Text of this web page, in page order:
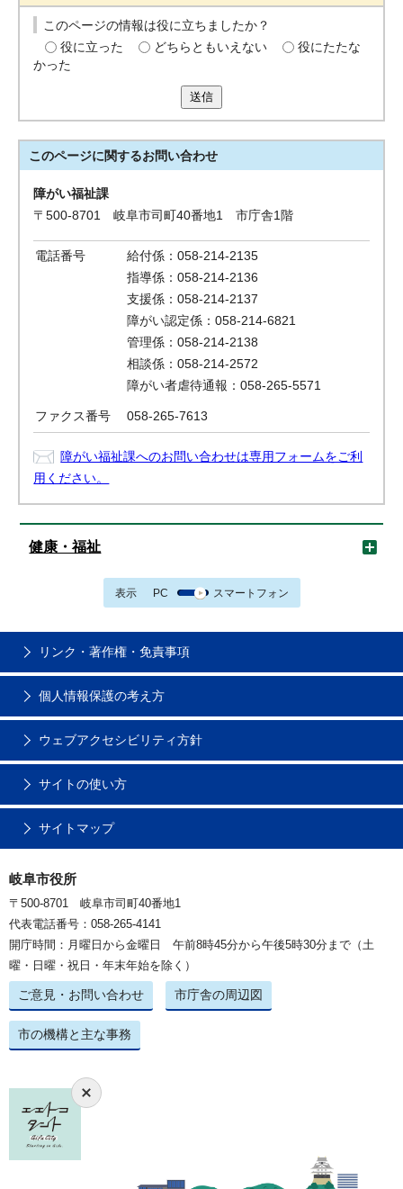
このページの情報は役に立ちましたか？
役に立った
どちらともいえない
役にたたな
かった
送信
このページに関するお問い合わせ
障がい福祉課
〒500-8701 岐阜市司町40番地1 市庁舎1階
電話番号
給付係：058-214-2135
指導係：058-214-2136
支援係：058-214-2137
障がい認定係：058-214-6821
管理係：058-214-2138
相談係：058-214-2572
障がい者虐待通報：058-265-5571
ファクス番号 058-265-7613
障がい福祉課へのお問い合わせは専用フォームをご利
用ください。
健康・福祉
表示 PC スマートフォン
リンク・著作権・免責事項
個人情報保護の考え方
ウェブアクセシビリティ方針
サイトの使い方
サイトマップ
岐阜市役所
〒500-8701 岐阜市司町40番地1
代表電話番号：058-265-4141
開庁時間：月曜日から金曜日 午前8時45分から午後5時30分まで（土
曜・日曜・祝日・年末年始を除く）
ご意見・お問い合わせ 市庁舎の周辺図
市の機構と主な事務